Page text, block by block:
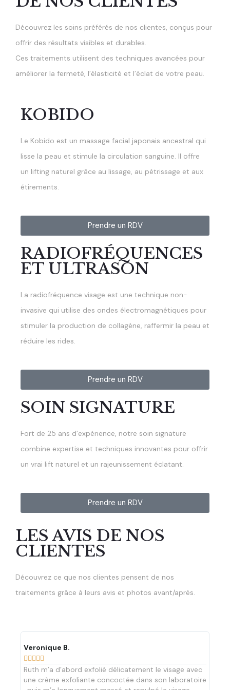
Découvrez les soins préférés de nos clientes, conçus pour
offrir des résultats visibles et durables.
Ces traitements utilisent des techniques avancées pour
améliorer la fermeté, l’élasticité et l’éclat de votre peau.
KOBIDO
Le Kobido est un massage facial japonais ancestral qui
lisse la peau et stimule la circulation sanguine. Il offre
un lifting naturel grâce au lissage, au pétrissage et aux
étirements.
Prendre un RDV
RADIOFRÉQUENCES
ET ULTRASON
La radiofréquence visage est une technique non-
invasive qui utilise des ondes électromagnétiques pour
stimuler la production de collagène, raffermir la peau et
réduire les rides.
Prendre un RDV
SOIN SIGNATURE
Fort de 25 ans d’expérience, notre soin signature
combine expertise et techniques innovantes pour offrir
un vrai lift naturel et un rajeunissement éclatant.
Prendre un RDV
LES AVIS DE NOS
CLIENTES
Découvrez ce que nos clientes pensent de nos
traitements grâce à leurs avis et photos avant/après.
Veronique B.
    
Ruth m’a d’abord exfolié délicatement le visage avec
une crème exfoliante concoctée dans son laboratoire